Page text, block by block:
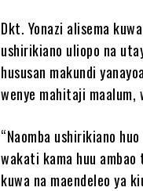
Dkt. Yonazi alisema
ushirikiano uliopo na
hususan makundi
wenye mahitaji
“Naomba ushirikiano
wakati kama huu
kuwa na maendeleo ya